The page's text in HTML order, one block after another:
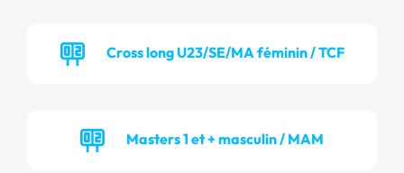
Cross long U23/SE/MA féminin / TCF
Masters 1 et + masculin / MAM